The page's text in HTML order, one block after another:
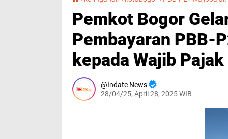
Pemkot Bogor
Pembayaran PBB-
kepada Wajib Pajak
Indate News
28/04/25, April 28, 2025 WIB